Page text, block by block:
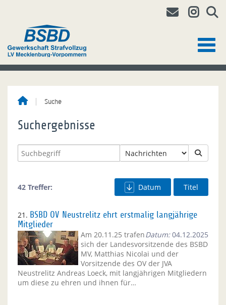
Suche
Suchergebnisse
42 Treffer: Datum Titel
21. BSBD OV Neustrelitz ehrt erstmalig langjährige
Mitglieder
Datum:04.12.2025
Am 20.11.25 trafen
sich der Landesvorsitzende des BSBD
MV, Matthias Nicolai und der
Vorsitzende des OV der JVA
Neustrelitz Andreas Loeck, mit langjährigen Mitgliedern
um diese zu ehren und ihnen für…